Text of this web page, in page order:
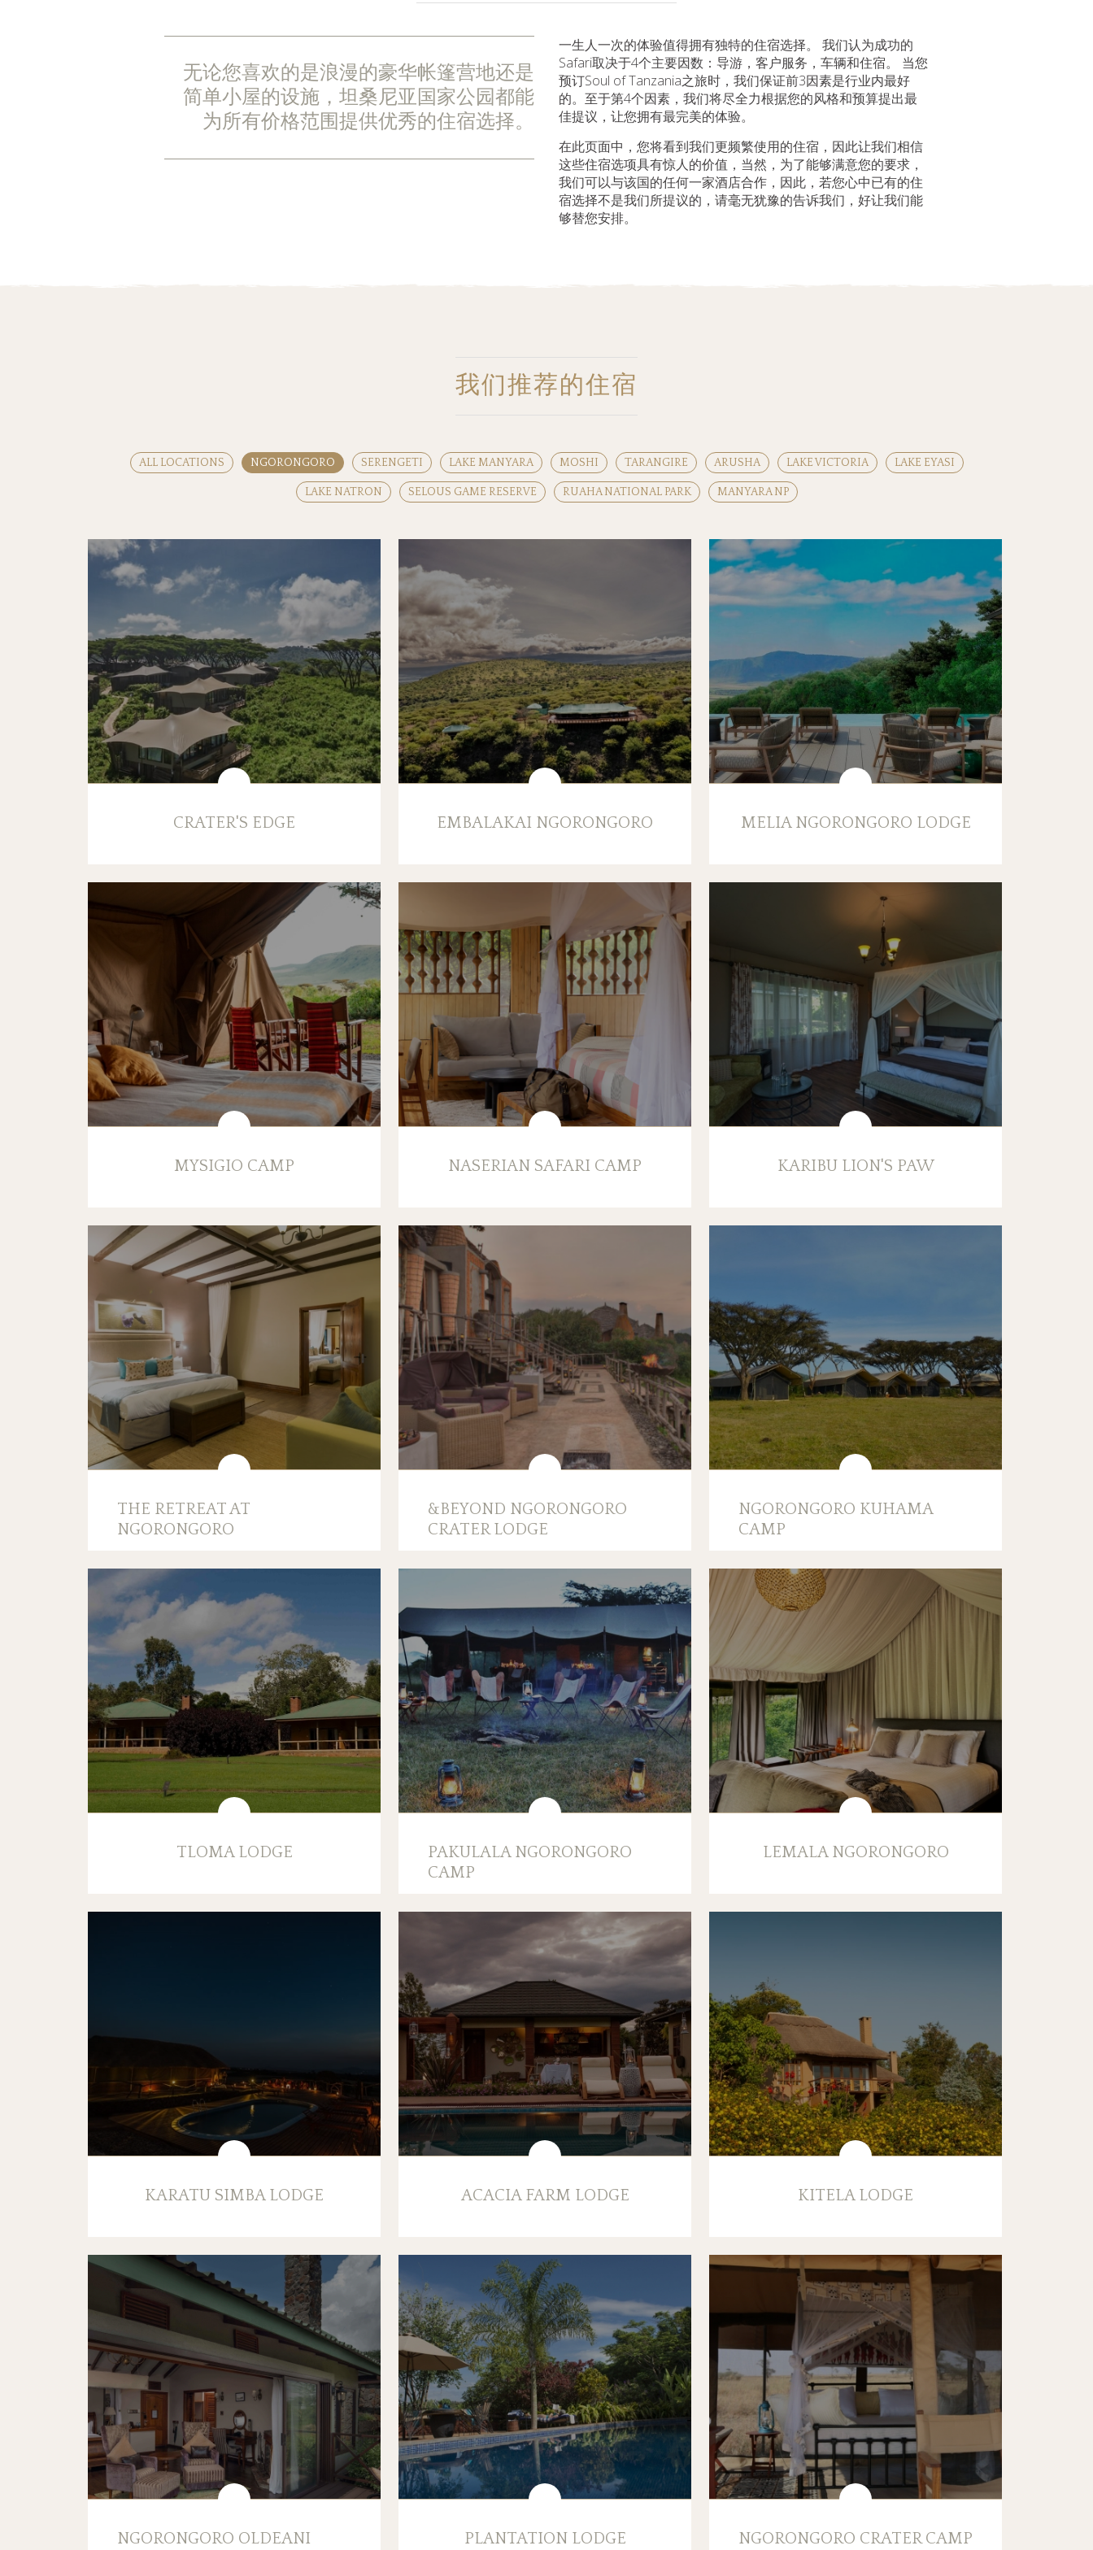
无论您喜欢的是浪漫的豪华帐篷营地还是
简单小屋的设施，坦桑尼亚国家公园都能
为所有价格范围提供优秀的住宿选择。
一生人一次的体验值得拥有独特的住宿选择。 我们认为成功的
Safari取决于4个主要因数：导游，客户服务，车辆和住宿。 当您
预订Soul of Tanzania之旅时，我们保证前3因素是行业内最好
的。至于第4个因素，我们将尽全力根据您的风格和预算提出最
佳提议，让您拥有最完美的体验。
在此页面中，您将看到我们更频繁使用的住宿，因此让我们相信
这些住宿选项具有惊人的价值，当然，为了能够满意您的要求，
我们可以与该国的任何一家酒店合作，因此，若您心中已有的住
宿选择不是我们所提议的，请毫无犹豫的告诉我们，好让我们能
够替您安排。
我们推荐的住宿
ALL LOCATIONS NGORONGORO SERENGETI LAKE MANYARA MOSHI TARANGIRE ARUSHA LAKE VICTORIA LAKE EYASI
LAKE NATRON SELOUS GAME RESERVE RUAHA NATIONAL PARK MANYARA NP
CRATER'S EDGE EMBALAKAI NGORONGORO MELIA NGORONGORO LODGE
MYSIGIO CAMP NASERIAN SAFARI CAMP KARIBU LION'S PAW
THE RETREAT AT
NGORONGORO
&BEYOND NGORONGORO
CRATER LODGE
NGORONGORO KUHAMA
CAMP
TLOMA LODGE
PAKULALA NGORONGORO
CAMP
LEMALA NGORONGORO
KARATU SIMBA LODGE ACACIA FARM LODGE KITELA LODGE
NGORONGORO OLDEANI PLANTATION LODGE NGORONGORO CRATER CAMP